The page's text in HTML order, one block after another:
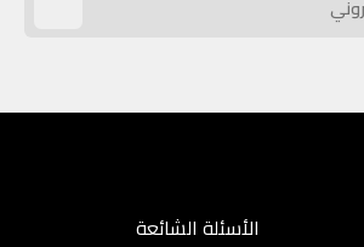
الأسئلة الشائعة